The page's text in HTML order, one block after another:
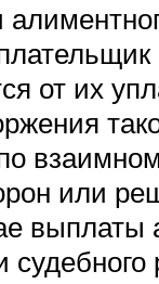
от их
или
выплаты